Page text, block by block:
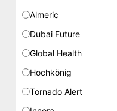
Almeric
Dubai Future
Global Health
Hochkönig
Tornado Alert